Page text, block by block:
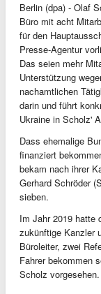
Berlin (dpa) - Olaf
Büro mit acht
für den
Presse-Agentur
Das seien mehr
Unterstützung
nachamtlichen
darin und führt
Ukraine in Scholz'
Dass ehemalige
finanziert
bekam nach ihrer
Gerhard Schröder
sieben.
Im Jahr 2019 hatte
zukünftige Kanzler
Büroleiter, zwei
Fahrer bekommen
Scholz vorgesehen.